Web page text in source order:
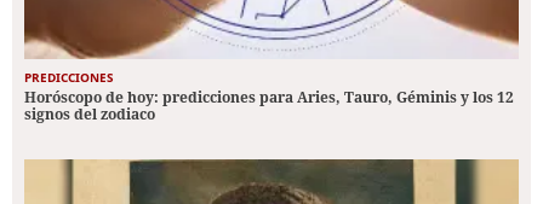
PREDICCIONES
Horóscopo de hoy: predicciones para Aries, Tauro, Géminis y los 12
signos del zodiaco